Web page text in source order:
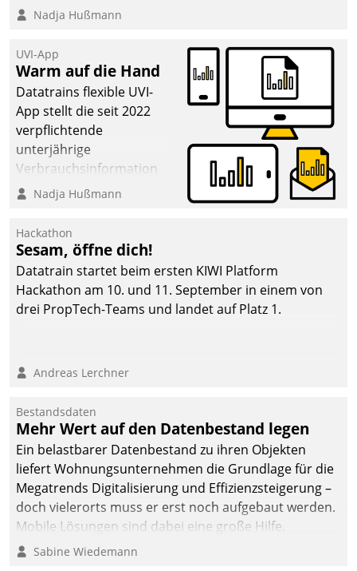
Nadja Hußmann
UVI-App
Warm auf die Hand
Datatrains flexible UVI-
App stellt die seit 2022
verpflichtende
unterjährige
Verbrauchsinformation
schnell, zuverlässig und
Die monatlichen
Mitteilungen zum
Heizungs- und
Wasserverbrauch gehen
automatisiert, vollständig
und auf Wunsch über
Kommunikationswege bei
Nadja Hußmann
Hackathon
Sesam, öffne dich!
Datatrain startet beim ersten KIWI Platform
Hackathon am 10. und 11. September in einem von
drei PropTech-Teams und landet auf Platz 1.
Andreas Lerchner
Bestandsdaten
Mehr Wert auf den Datenbestand legen
Ein belastbarer Datenbestand zu ihren Objekten
liefert Wohnungsunternehmen die Grundlage für die
Megatrends Digitalisierung und Effizienzsteigerung –
doch vielerorts muss er erst noch aufgebaut werden.
Mobile Lösungen sind dabei eine große Hilfe.
Sabine Wiedemann